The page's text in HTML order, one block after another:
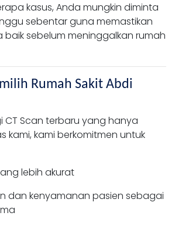
kasus, Anda mungkin diminta
sebentar guna memastikan
baik sebelum meninggalkan rumah
Rumah Sakit Abdi
CT Scan terbaru yang hanya
kami, kami berkomitmen untuk
lebih akurat
dan kenyamanan pasien sebagai